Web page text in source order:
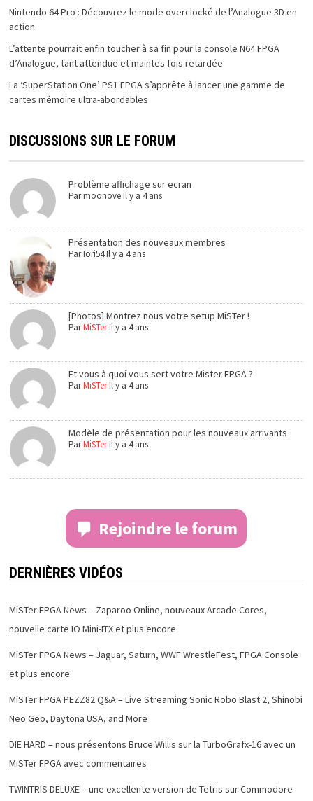
Nintendo 64 Pro : Découvrez le mode overclocké de l’Analogue 3D en
action
L’attente pourrait enfin toucher à sa fin pour la console N64 FPGA
d’Analogue, tant attendue et maintes fois retardée
La ‘SuperStation One’ PS1 FPGA s’apprête à lancer une gamme de
cartes mémoire ultra-abordables
DISCUSSIONS SUR LE FORUM
Problème affichage sur ecran
ParmoonoveIl y a 4 ans
Présentation des nouveaux membres
ParIori54Il y a 4 ans
[Photos] Montrez nous votre setup MiSTer !
ParMiSTerIl y a 4 ans
Et vous à quoi vous sert votre Mister FPGA ?
ParMiSTerIl y a 4 ans
Modèle de présentation pour les nouveaux arrivants
ParMiSTerIl y a 4 ans
Rejoindre le forum
DERNIÈRES VIDÉOS
MiSTer FPGA News – Zaparoo Online, nouveaux Arcade Cores,
nouvelle carte IO Mini-ITX et plus encore
MiSTer FPGA News – Jaguar, Saturn, WWF WrestleFest, FPGA Console
et plus encore
MiSTer FPGA PEZZ82 Q&A – Live Streaming Sonic Robo Blast 2, Shinobi
Neo Geo, Daytona USA, and More
DIE HARD – nous présentons Bruce Willis sur la TurboGrafx-16 avec un
MiSTer FPGA avec commentaires
TWINTRIS DELUXE – une excellente version de Tetris sur Commodore